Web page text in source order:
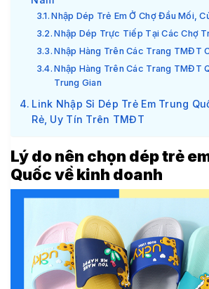
Nhập Dép Trẻ Em Ở Chợ Đầu Mối,
Nhập Dép Trực Tiếp Tại Các Chợ
Nhập Hàng Trên Các Trang TMĐT
Nhập Hàng Trên Các Trang TMĐT
Trung Gian
Link Nhập Sỉ Dép Trẻ Em Trung
Rẻ, Uy Tín Trên TMĐT
Lý do nên chọn dép trẻ
Quốc về kinh doanh